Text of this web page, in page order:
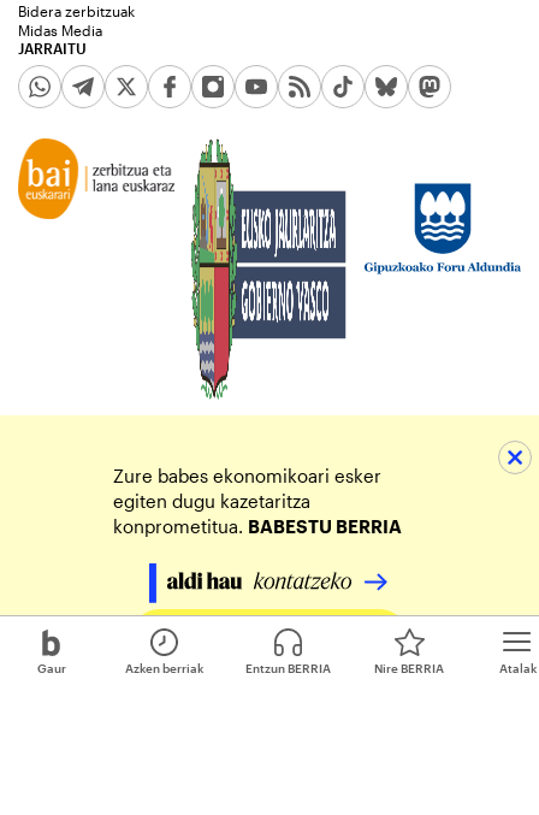
Gaur Atalak
Azken berriak Entzun BERRIA Nire BERRIA
JARRAITU
Bidera zerbitzuak
Midas Media
Zure babes ekonomikoari esker
egiten dugu kazetaritza
konprometitua. BABESTU BERRIA
Egin zure ekarpena